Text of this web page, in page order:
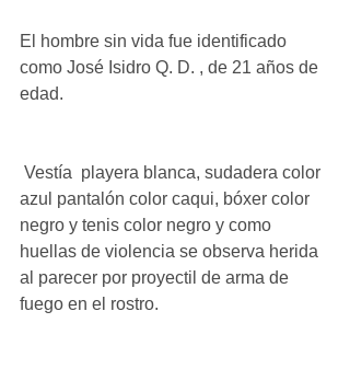
El hombre sin vida fue identificado
como José Isidro Q. D. , de 21 años de
edad.
Vestía  playera blanca, sudadera color
azul pantalón color caqui, bóxer color
negro y tenis color negro y como
huellas de violencia se observa herida
al parecer por proyectil de arma de
fuego en el rostro.